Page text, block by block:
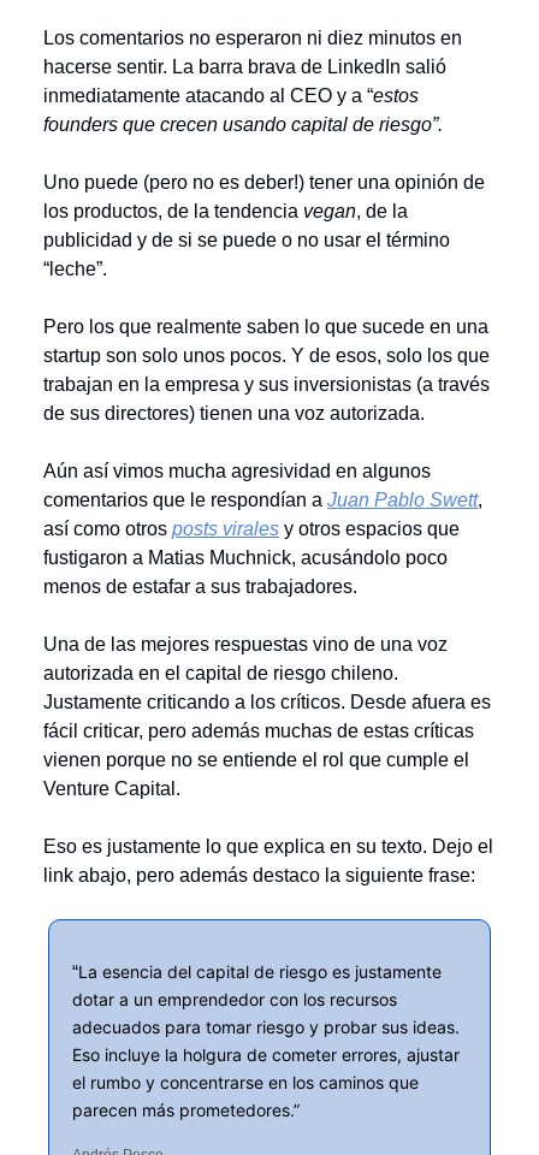
Los comentarios no esperaron ni diez minutos en
hacerse sentir. La barra brava de LinkedIn salió
inmediatamente atacando al CEO y a “estos
founders que crecen usando capital de riesgo”.
Uno puede (pero no es deber!) tener una opinión de
los productos, de la tendencia vegan, de la
publicidad y de si se puede o no usar el término
“leche”.
Pero los que realmente saben lo que sucede en una
startup son solo unos pocos. Y de esos, solo los que
trabajan en la empresa y sus inversionistas (a través
de sus directores) tienen una voz autorizada.
Aún así vimos mucha agresividad en algunos
comentarios que le respondían a Juan Pablo Swett,
así como otros posts virales y otros espacios que
fustigaron a Matias Muchnick, acusándolo poco
menos de estafar a sus trabajadores.
Una de las mejores respuestas vino de una voz
autorizada en el capital de riesgo chileno.
Justamente criticando a los críticos. Desde afuera es
fácil criticar, pero además muchas de estas críticas
vienen porque no se entiende el rol que cumple el
Venture Capital.
Eso es justamente lo que explica en su texto. Dejo el
link abajo, pero además destaco la siguiente frase:
“La esencia del capital de riesgo es justamente
dotar a un emprendedor con los recursos
adecuados para tomar riesgo y probar sus ideas.
Eso incluye la holgura de cometer errores, ajustar
el rumbo y concentrarse en los caminos que
parecen más prometedores.”